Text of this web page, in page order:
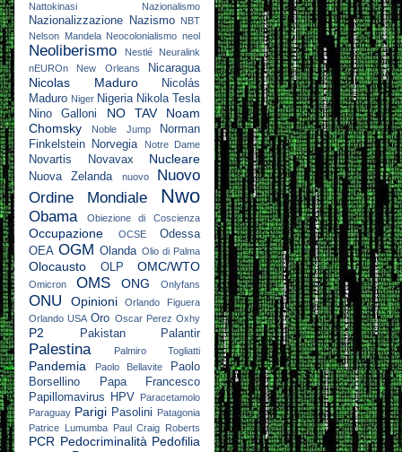
Nattokinasi Nazionalismo
Nazionalizzazione Nazismo
NBT
Nelson Mandela Neocolonialismo neol
Neoliberismo Nestlé
Neuralink
nEUROn
New Orleans Nicaragua
Nicolas Maduro
Nicolás
Maduro Niger Nigeria Nikola Tesla
Nino Galloni
NO TAV
Noam
Chomsky
Noble Jump
Norman
Finkelstein
Norvegia Notre Dame
Novartis Novavax Nucleare
Nuova Zelanda nuovo
Nuovo
Ordine Mondiale
Nwo
Obama Obiezione di Coscienza
Occupazione OCSE
Odessa
OEA OGM Olanda Olio di Palma
Olocausto OLP OMC/WTO
Omicron OMS ONG Onlyfans
ONU Opinioni
Orlando Figuera
Orlando USA Oro Oscar Perez Oxhy
P2 Pakistan Palantir
Palestina Palmiro Togliatti
Pandemia Paolo Bellavite
Paolo
Borsellino
Papa Francesco
Papillomavirus HPV
Paracetamolo
Paraguay Parigi Pasolini Patagonia
Patrice Lumumba
Paul Craig Roberts
PCR Pedocriminalità Pedofilia